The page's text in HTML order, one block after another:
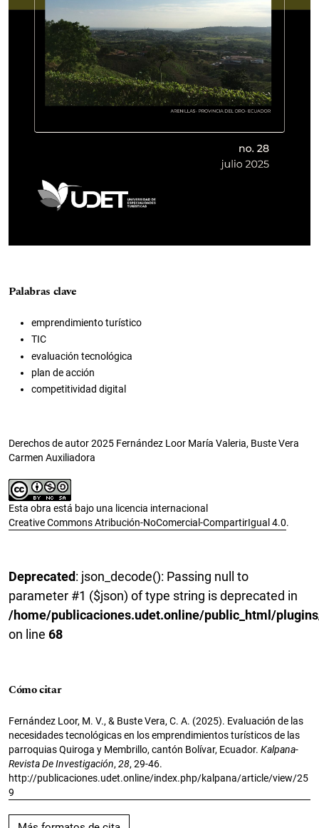
Palabras clave
emprendimiento turístico
TIC
evaluación tecnológica
plan de acción
competitividad digital
Derechos de autor 2025 Fernández Loor María Valeria, Buste Vera
Carmen Auxiliadora
Esta obra está bajo una licencia internacional
Creative Commons Atribución-NoComercial-CompartirIgual 4.0.
Deprecated: json_decode(): Passing null to
parameter #1 ($json) of type string is deprecated in
/home/publicaciones.udet.online/public_html/
on line 68
Cómo citar
Fernández Loor, M. V., & Buste Vera, C. A. (2025). Evaluación de las
necesidades tecnológicas en los emprendimientos turísticos de las
parroquias Quiroga y Membrillo, cantón Bolívar, Ecuador. Kalpana-
Revista De Investigación,28, 29-46.
http://publicaciones.udet.online/index.php/kalpana/article/view/25
9